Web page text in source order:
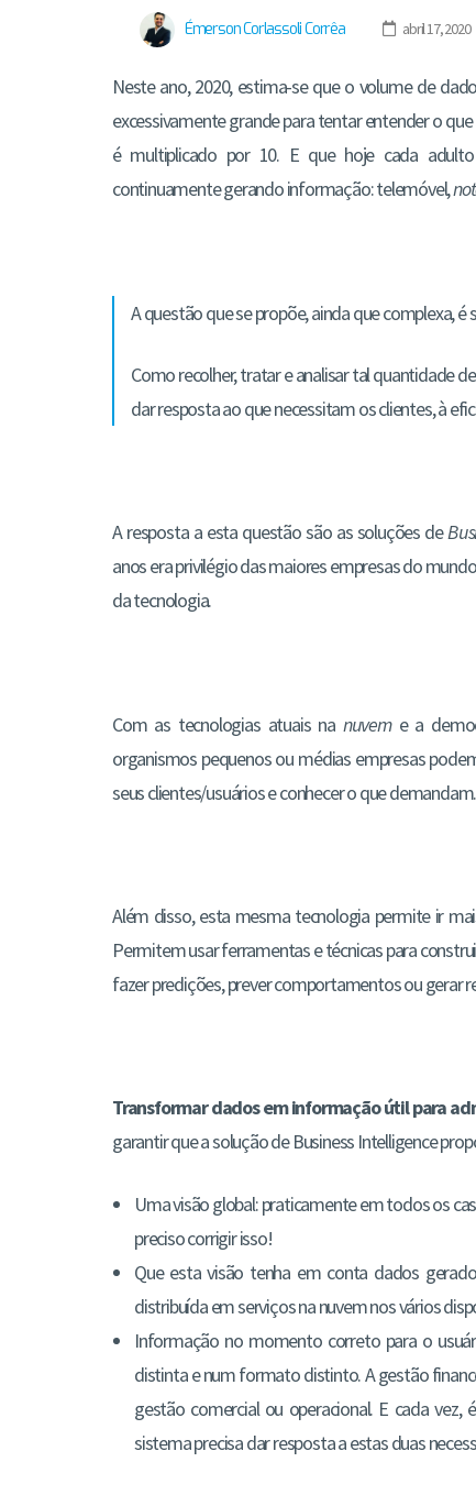
Émerson Corlassoli Corrêa abril 17, 2020
Neste ano, 2020, estima-se que o volume de
excessivamente grande para tentar entender o
é multiplicado por 10. E que hoje cada
continuamente gerando informação: telemóvel,
A questão que se propõe, ainda que complexa, é
Como recolher, tratar e analisar tal quantidade
dar resposta ao que necessitam os clientes, à
A resposta a esta questão são as soluções de
anos era privilégio das maiores empresas do
da tecnologia.
Com as tecnologias atuais na nuveme a
organismos pequenos ou médias empresas
seus clientes/usuários e conhecer o que demandam.
Além disso, esta mesma tecnologia permite ir
Permitem usar ferramentas e técnicas para
fazer predições, prever comportamentos ou gerar
Transformar dados em informação útil para
garantir que a solução de Business Intelligence
Uma visão global: praticamente em todos os
preciso corrigir isso!
Que esta visão tenha em conta dados
distribuída em serviços na nuvem nos vários
Informação no momento correto para o
distinta e num formato distinto. A gestão
gestão comercial ou operacional. E cada
sistema precisa dar resposta a estas duas